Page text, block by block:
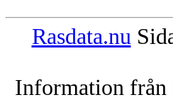
Rasdata.nu
Information från